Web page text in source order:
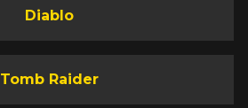
Diablo
Tomb Raider